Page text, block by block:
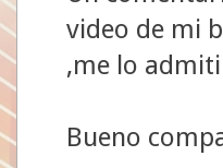
video de mi
,me lo
Bueno